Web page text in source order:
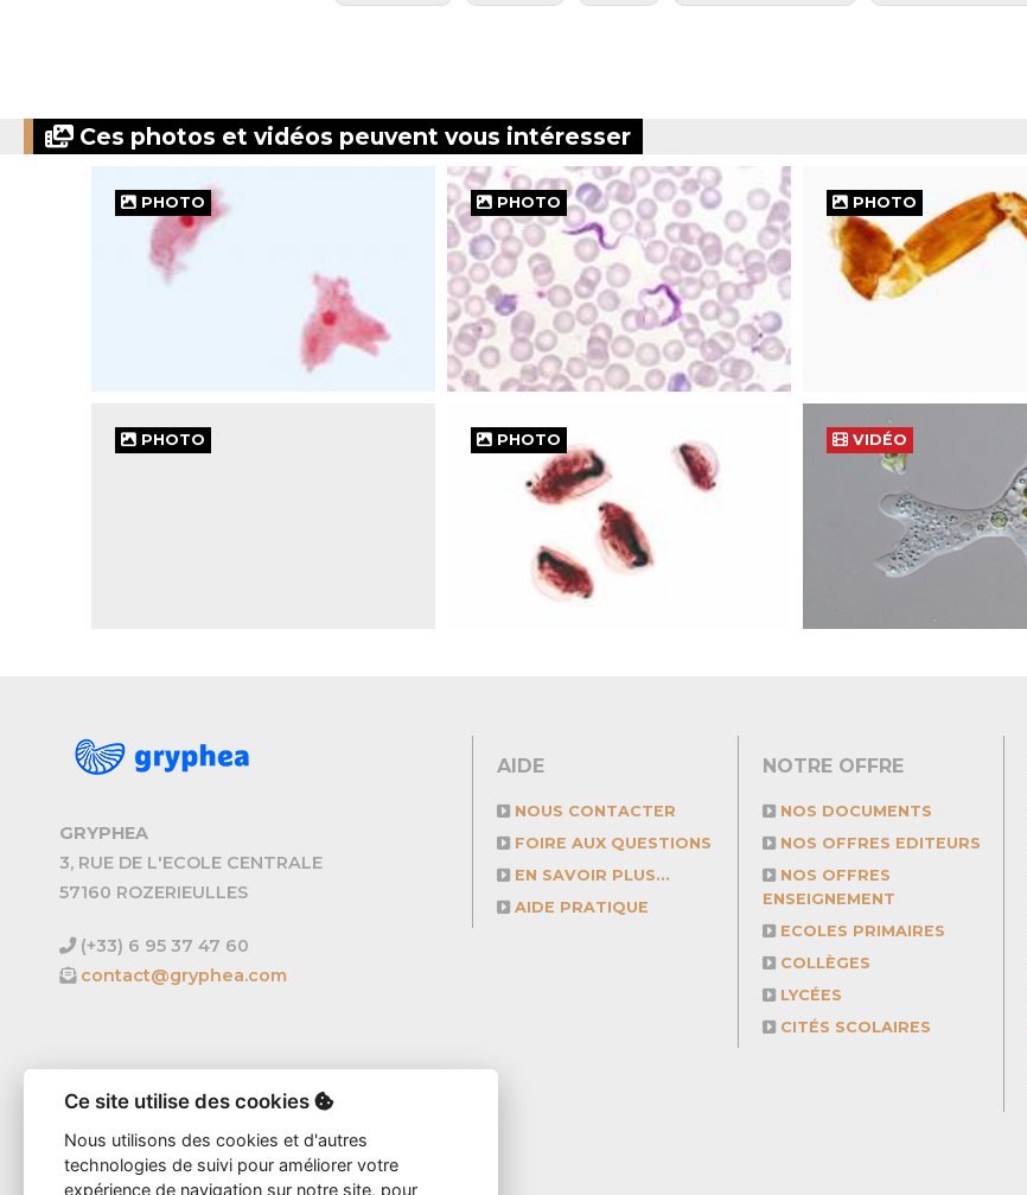
Ces photos et vidéos peuvent vous intéresser
PHOTO PHOTO PHOTO
PHOTO PHOTO VIDÉO
GRYPHEA
3, RUE DE L'ECOLE CENTRALE
57160 ROZERIEULLES
(+33) 6 95 37 47 60
contact@gryphea.com
AIDE
NOUS CONTACTER
FOIRE AUX QUESTIONS
EN SAVOIR PLUS...
AIDE PRATIQUE
NOTRE OFFRE
NOS DOCUMENTS
NOS OFFRES EDITEURS
NOS OFFRES
ENSEIGNEMENT
ECOLES PRIMAIRES
COLLÈGES
LYCÉES
CITÉS SCOLAIRES
Ce site utilise des cookies 
Nous utilisons des cookies et d'autres
technologies de suivi pour améliorer votre
expérience de navigation sur notre site, pour